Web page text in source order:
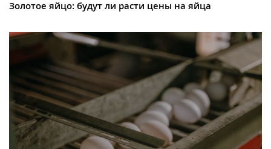
Золотое яйцо: будут ли расти цены на яйца